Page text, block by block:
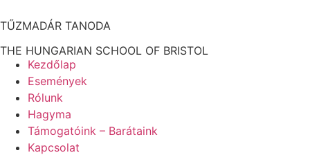
TŰZMADÁR TANODA
THE HUNGARIAN SCHOOL OF BRISTOL
Kezdőlap
Események
Rólunk
Hagyma
Támogatóink – Barátaink
Kapcsolat